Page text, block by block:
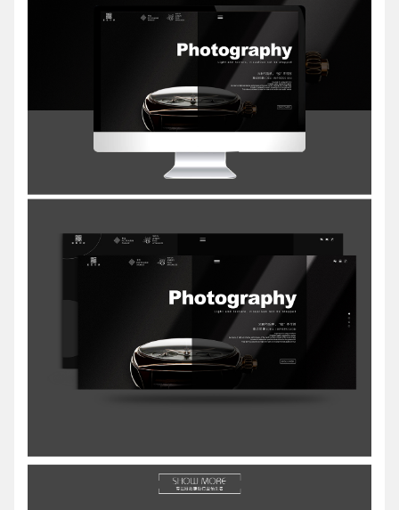
请输入您的公司名称 名字
电话 微信号